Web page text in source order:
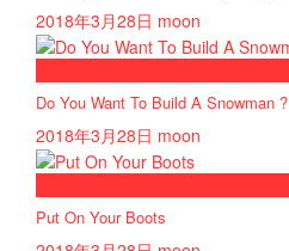
2018年3月28日 moon
Do You Want To Build A Snowman ?
2018年3月28日 moon
Put On Your Boots